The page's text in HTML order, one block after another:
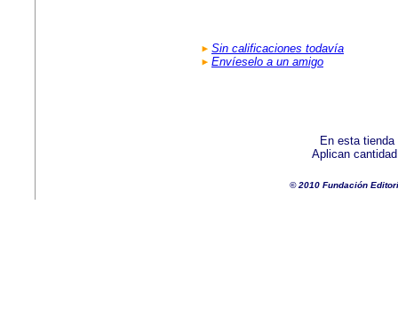
Sin calificaciones todavía
Envíeselo a un amigo
En esta
Aplican
© 2010 Fundación